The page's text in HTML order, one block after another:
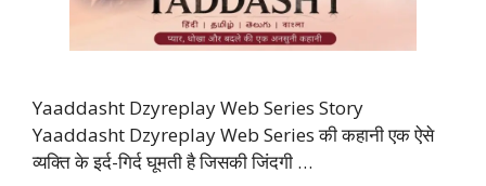
Yaaddasht Dzyreplay Web Series Story
Yaaddasht Dzyreplay Web Series की कहानी एक ऐसे
व्यक्ति के इर्द-गिर्द घूमती है जिसकी जिंदगी …